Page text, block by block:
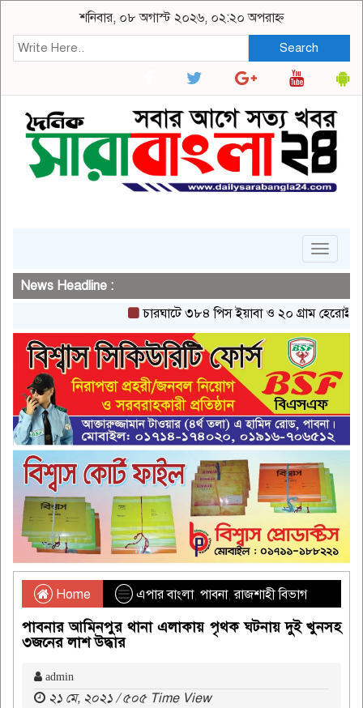
শনিবার, ০৮ অগাস্ট ২০২৬, ০২:২০ অপরাহ্ন
Search
Toggle
News Headline :
চারঘাটে ৩৮৪ পিস ইয়াবা ও ২০ গ্রাম হেরোইনসহ
Home এপার বাংলা, পাবনা,রাজশাহী বিভাগ
পাবনার আমিনপুর থানা এলাকায় পৃথক ঘটনায় দুই খুনসহ
৩জনের লাশ উদ্ধার
admin
২১ মে, ২০২১ / ৫০৫ Time View